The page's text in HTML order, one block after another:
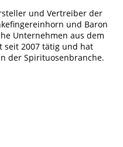
und Vertreiber der
und Baron
Unternehmen aus dem
seit 2007 tätig und hat
der Spirituosenbranche.